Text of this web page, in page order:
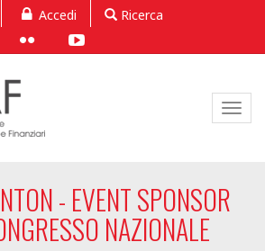
Accedi Ricerca
- EVENT SPONSOR
NAZIONALE